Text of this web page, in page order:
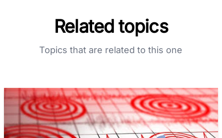
Related topics
Topics that are related to this one